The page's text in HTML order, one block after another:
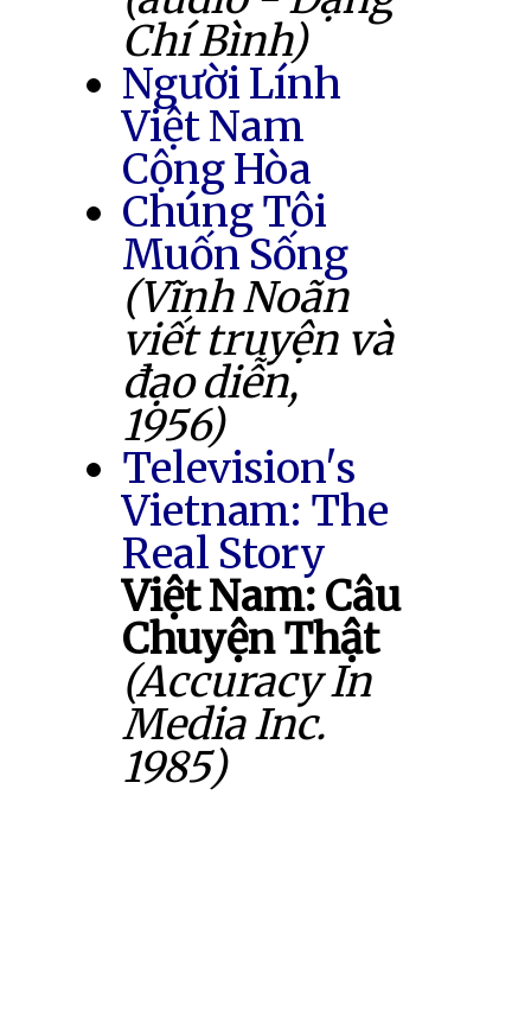
Chí Bình)
Người Lính
Việt Nam
Cộng Hòa
Chúng Tôi
Muốn Sống
(Vĩnh Noãn
viết truyện và
đạo diễn,
1956)
Television's
Vietnam: The
Real Story
Việt Nam: Câu
Chuyện Thật
(Accuracy In
Media Inc.
1985)